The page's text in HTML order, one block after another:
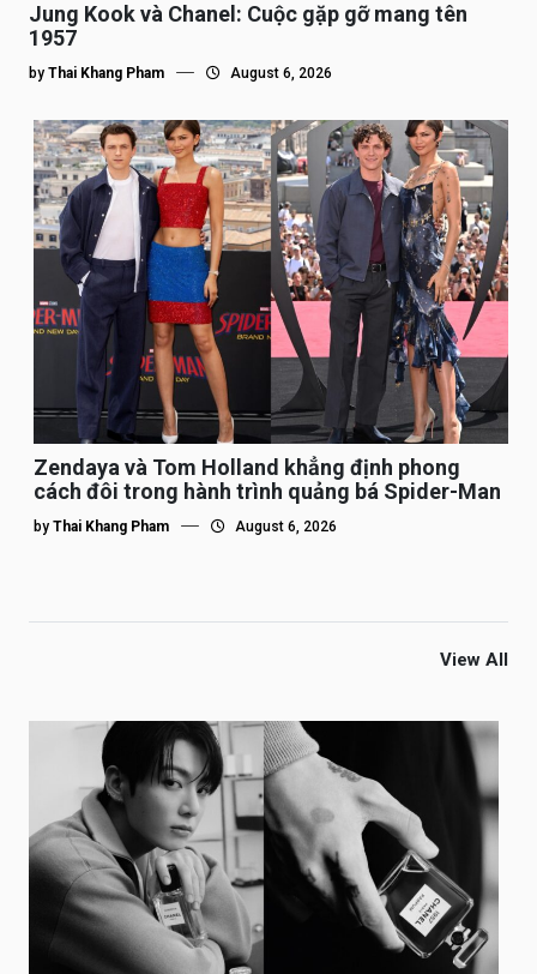
Jung Kook và Chanel: Cuộc gặp gỡ mang tên
1957
by Thai Khang Pham August 6, 2026
Zendaya và Tom Holland khẳng định phong
cách đôi trong hành trình quảng bá Spider-Man
by Thai Khang Pham August 6, 2026
View All